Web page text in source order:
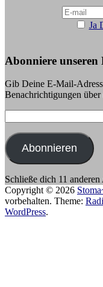
Ja
Abonniere unseren
Gib Deine E-Mail-
Benachrichtigungen
Mail-
Adresse:
Abonnieren
Schließe dich 11
Copyright © 2026
vorbehalten. Theme:
WordPress.